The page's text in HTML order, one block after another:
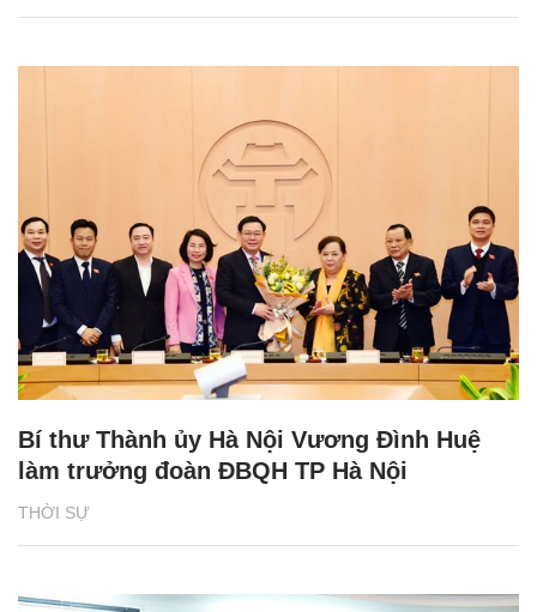
THỜI SỰ
Bí thư Thành ủy Hà Nội Vương Đình Huệ
làm trưởng đoàn ĐBQH TP Hà Nội